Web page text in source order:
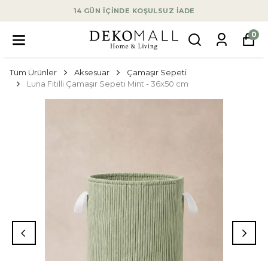
14 GÜN İÇİNDE KOŞULSUZ İADE
0
Tüm Ürünler Aksesuar
Çamaşır Sepeti
Luna Fitilli Çamaşır Sepeti Mint - 36x50 cm